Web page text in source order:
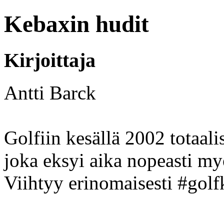
Kebaxin hudit
Kirjoittaja
Antti Barck
Golfiin kesällä 2002
joka eksyi aika nopeasti
Viihtyy erinomaisesti